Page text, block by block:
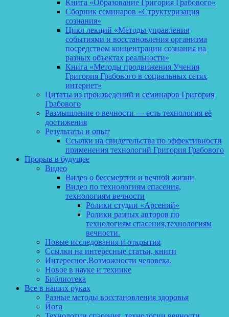
Книга «Образование Григория Грабового»
Сборник семинаров «Структуризация
сознания»
Цикл лекций «Методы управления
событиями и восстановления организма
посредством концентрации сознания на
разных объектах реальности»
Книга «Методы продвижения Учения
Григория Грабового в социальных сетях
интернет»
Цитаты из произведений и семинаров Григория
Грабового
Размышление о вечности — есть технология её
достижения
Результаты и опыт
Ссылки на свидетельства по эффективности
применения технологий Григория Грабового
Прорыв в будущее
Видео
Видео о бессмертии и вечной жизни
Видео по технологиям спасения,
технологиям вечности
Ролики студии «Арсений»
Ролики разных авторов по
технологиям спасения,технологиям
вечности.
Новые исследования и открытия
Ссылки на интересные статьи, книги
Интересное.Возможности человека.
Новое в науке и технике
Библиотека
Все в наших руках
Разные методы восстановления здоровья
Йога